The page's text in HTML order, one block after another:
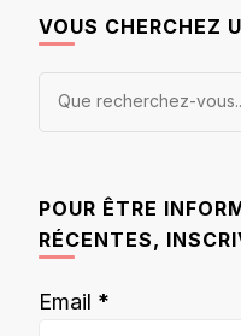
VOUS CHERCHEZ
Vous
POUR ÊTRE
RÉCENTES,
Email *